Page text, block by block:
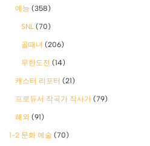
예능 (358)
SNL (70)
골때녀 (206)
무한도전 (14)
캐스터 리포터 (21)
프로듀서 작곡가 작사가 (79)
해외 (91)
1-2 문화 예술 (70)